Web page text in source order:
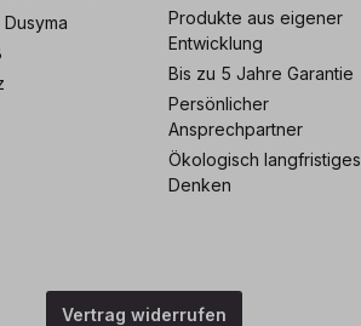
Produkte aus eigener
Entwicklung
Bis zu 5 Jahre Garantie
Persönlicher
Ansprechpartner
Ökologisch langfristiges
Denken
Vertrag widerrufen